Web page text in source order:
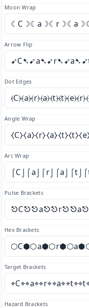
Moon Wrap
Arrow Flip
Dot Edges
Angle Wrap
Arc Wrap
Pulse Brackets
Hex Brackets
Target Brackets
Hazard Brackets